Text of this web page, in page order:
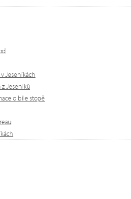
Jeseníkách
z Jeseníků
o bíle stopě